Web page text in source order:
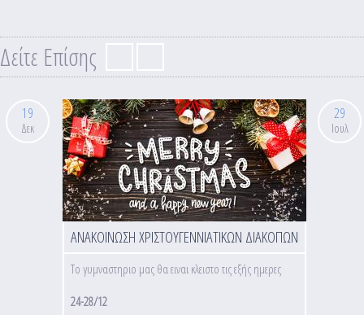
Δείτε Επίσης
19
Δεκ
ΑΝΑΚΟΙΝΩΣΗ ΧΡΙΣΤΟΥΓΕΝΝΙΑΤΙΚΩΝ ΔΙΑΚΟΠΩΝ
Το γυμναστηριο μας θα ειναι κλειστο τις εξής ημερες
24-28/12
29
Ιουλ